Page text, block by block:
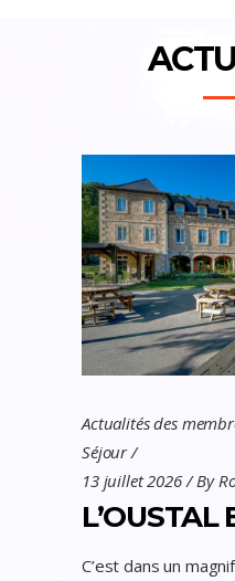
Actualités des
Séjour
13 juillet 2026
By
L’OUSTAL
C’est dans un